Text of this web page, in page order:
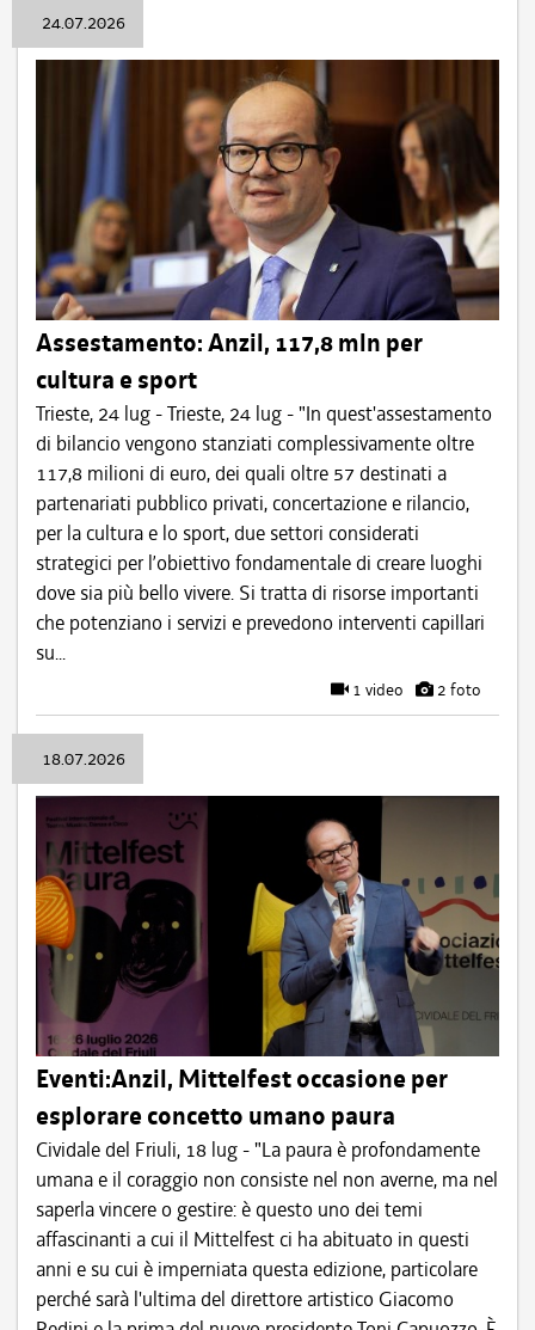
24.07.2026
Assestamento: Anzil, 117,8 mln per
cultura e sport
Trieste, 24 lug - Trieste, 24 lug - "In quest'assestamento
di bilancio vengono stanziati complessivamente oltre
117,8 milioni di euro, dei quali oltre 57 destinati a
partenariati pubblico privati, concertazione e rilancio,
per la cultura e lo sport, due settori considerati
strategici per l’obiettivo fondamentale di creare luoghi
dove sia più bello vivere. Si tratta di risorse importanti
che potenziano i servizi e prevedono interventi capillari
su...
1 video 2 foto
18.07.2026
Eventi:Anzil, Mittelfest occasione per
esplorare concetto umano paura
Cividale del Friuli, 18 lug - "La paura è profondamente
umana e il coraggio non consiste nel non averne, ma nel
saperla vincere o gestire: è questo uno dei temi
affascinanti a cui il Mittelfest ci ha abituato in questi
anni e su cui è imperniata questa edizione, particolare
perché sarà l'ultima del direttore artistico Giacomo